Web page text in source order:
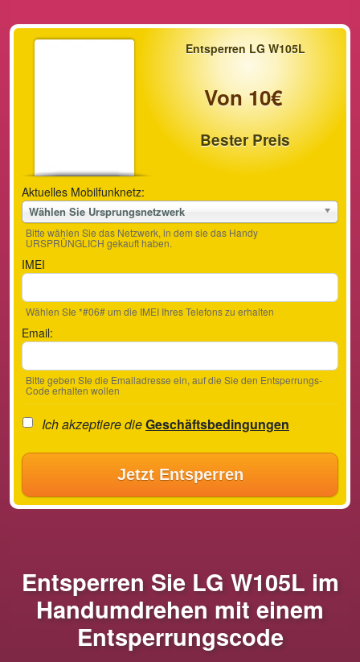
Entsperren LG W105L
Von 10€
Bester Preis
Aktuelles Mobilfunknetz:
Wählen Sie Ursprungsnetzwerk
Bitte wählen Sie das Netzwerk, in dem sie das Handy
URSPRÜNGLICH gekauft haben.
IMEI
Wählen SIe *#06# um die IMEI Ihres Telefons zu erhalten
Email:
Bitte geben SIe die Emailadresse ein, auf die Sie den Entsperrungs-
Code erhalten wollen
Ich akzeptiere dieGeschäftsbedingungen
Jetzt Entsperren
Entsperren Sie LG W105L im
Handumdrehen mit einem
Entsperrungscode